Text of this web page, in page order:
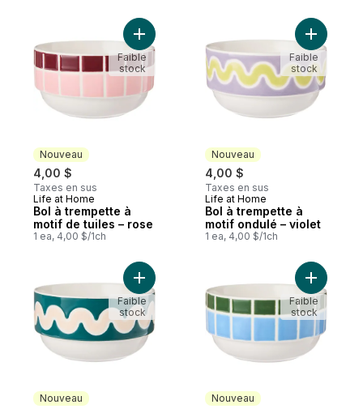
Nouveau
4,00 $
Taxes en sus
Nouveau
Life at Home
Bol à trempette à
motif de tuiles – rose
1 ea, 4,00 $/1ch
Ajouter Bol à trempette à motif de tuiles –
Faible
stock
Nouveau
4,00 $
Taxes en sus
Nouveau
Life at Home
Bol à trempette à
motif ondulé – violet
1 ea, 4,00 $/1ch
Ajouter
Faible
stock
Nouveau
Ajouter Bol à trempette à motif ondulé –
Faible
stock
Nouveau
Ajouter
Faible
stock